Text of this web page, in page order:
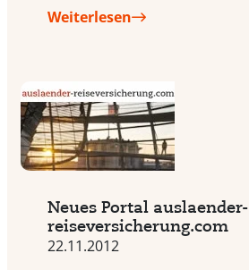
Weiterlesen
Neues Portal auslaender-
reiseversicherung.com
22.11.2012